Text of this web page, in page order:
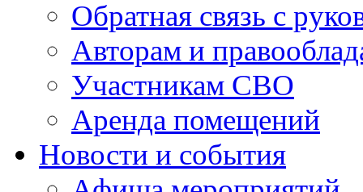
Обратная связь с
Авторам и
Участникам СВО
Аренда помещений
Новости и события